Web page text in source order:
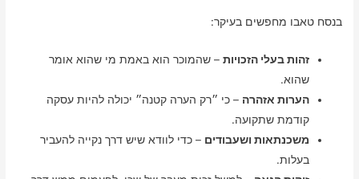
בנסח טאבו מחפשים בעיקר:
זהות בעלי הזכויות – שהמוכר הוא באמת מי שהוא אומר
שהוא.
הערות אזהרה – כי ״רק הערה קטנה״ יכולה להיות עסקה
קודמת שתקועה.
משכנתאות ושעבודים – כדי לוודא שיש דרך נקייה להעביר
בעלות.